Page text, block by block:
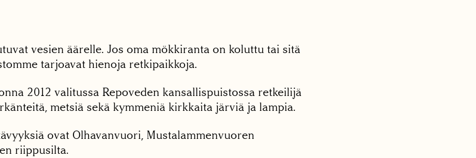
vesien äärelle. Jos oma mökkiranta on koluttu tai sitä
tarjoavat hienoja retkipaikkoja.
2012 valitussa Repoveden kansallispuistossa retkeilijä
metsiä sekä kymmeniä kirkkaita järviä ja lampia.
ovat Olhavanvuori, Mustalammenvuoren
riippusilta.